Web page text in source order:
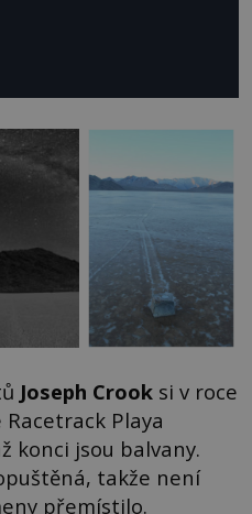
Joseph Crook si v roce
Playa
konci jsou balvany.
takže není
přemístilo.